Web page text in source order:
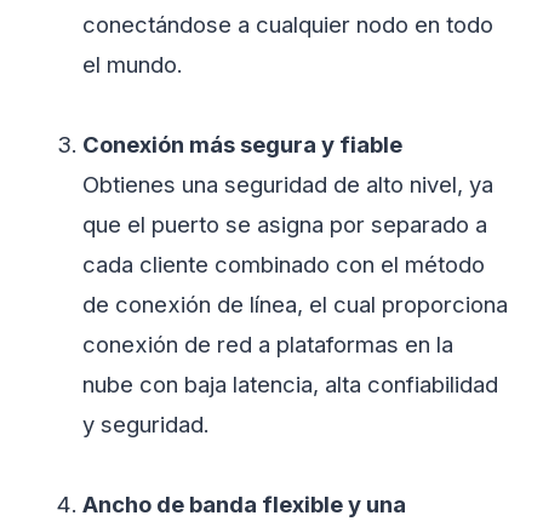
conectándose a cualquier nodo en todo
el mundo.
Conexión más segura y fiable
Obtienes una seguridad de alto nivel, ya
que el puerto se asigna por separado a
cada cliente combinado con el método
de conexión de línea, el cual proporciona
conexión de red a plataformas en la
nube con baja latencia, alta confiabilidad
y seguridad.
Ancho de banda flexible y una